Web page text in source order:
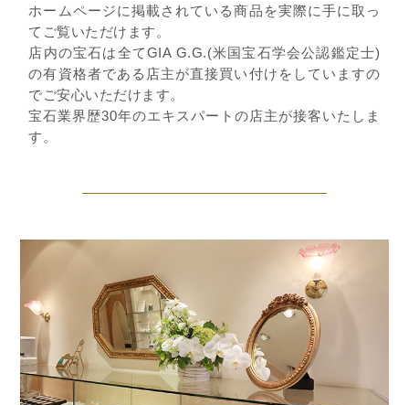
ホームページに掲載されている商品を実際に手に取っ
てご覧いただけます。
店内の宝石は全てGIA G.G.(米国宝石学会公認鑑定士)
の有資格者である店主が直接買い付けをしていますの
でご安心いただけます。
宝石業界歴30年のエキスパートの店主が接客いたしま
す。